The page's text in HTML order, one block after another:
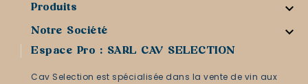
Produits 
Notre Société 
Espace Pro : SARL CAV SELECTION
Cav Selection est spécialisée dans la vente de vin aux